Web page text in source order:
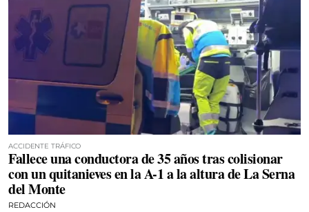
ACCIDENTE TRÁFICO
Fallece una conductora de 35 años tras colisionar
con un quitanieves en la A-1 a la altura de La Serna
del Monte
REDACCIÓN